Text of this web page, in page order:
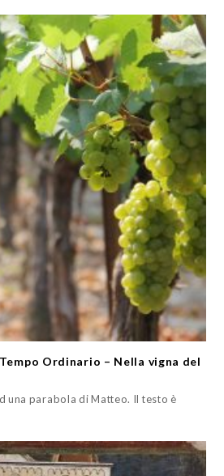
Ordinario – Nella vigna del
una parabola di Matteo. Il testo è